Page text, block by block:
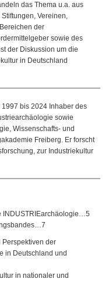
das Thema u.a. aus
Vereinen,
der
sowie des
der Diskussion um die
in Deutschland
1997 bis 2024 Inhaber des
sowie
Wissenschafts- und
Freiberg. Er forscht
zur Industriekultur
INDUSTRIEarchäologie…5
Perspektiven der
in Deutschland und
in nationaler und